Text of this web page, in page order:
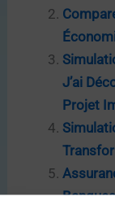
J’ai
Projet